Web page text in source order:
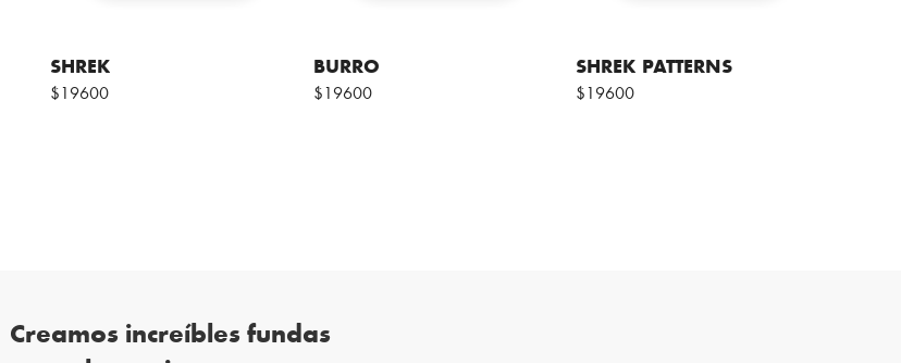
SHREK
$19600
BURRO
$19600
SHREK PATTERNS
$19600
Creamos increíbles fundas